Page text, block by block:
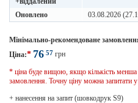
Оновлено 03.08.2026
Мінімально-рекомендоване
Ціна:* 76 57 грн
* ціна буде вищою, якщо кількість менша
замовлення. Точну ціну можна запитати
+ нанесення на запит (шовкодрук S9)